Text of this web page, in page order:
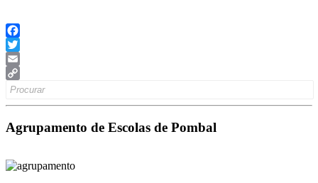
Facebook
Twitter
Email
Copy
Search
Agrupamento de Escolas de Pombal